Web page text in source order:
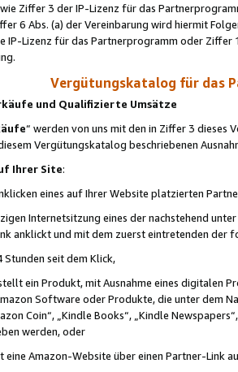
Ziffer 3 der IP-Lizenz für das
6 Abs. (a) der Vereinbarung wird hiermit
IP-Lizenz für das Partnerprogramm oder
Vergütungskatalog für das
und Qualifizierte Umsätze
“ werden von uns mit den in Ziffer 3
Vergütungskatalog beschriebenen
Ihrer Site:
eines auf Ihrer Website platzierten
Internetsitzung eines der nachstehend
anklickt und mit dem zuerst eintretenden der
seit dem Klick,
ein Produkt, mit Ausnahme eines digitalen
Software oder Produkte, die unter dem
Coin“, „Kindle Books“, „Kindle
werden, oder
Amazon-Website über einen Partner-Link